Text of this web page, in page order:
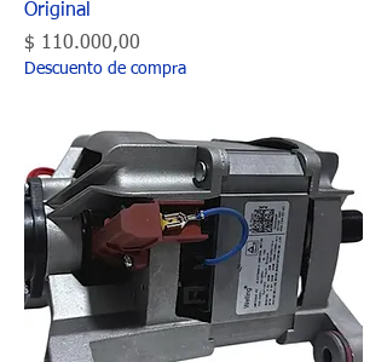
Original
Precio
$ 110.000,00
Descuento de compra